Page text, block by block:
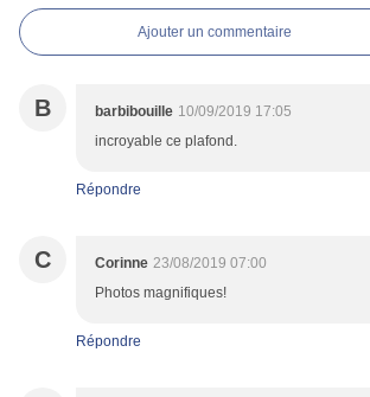
Ajouter un commentaire
B barbibouille 10/09/2019 17:05
incroyable ce plafond.
Répondre
C Corinne 23/08/2019 07:00
Photos magnifiques!
Répondre